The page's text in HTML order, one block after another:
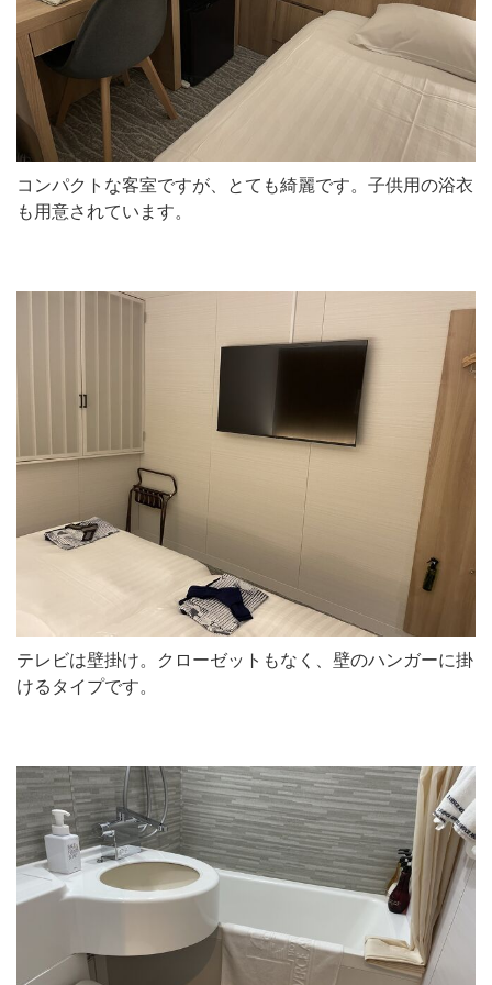
コンパクトな客室ですが、とても綺麗です。子供用の浴衣
も用意されています。
テレビは壁掛け。クローゼットもなく、壁のハンガーに掛
けるタイプです。